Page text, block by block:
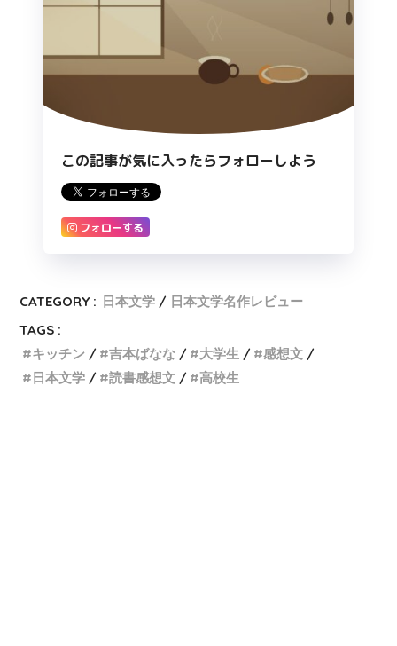
この記事が気に入ったらフォローしよう
フォローする
CATEGORY : 日本文学
日本文学名作レビュー
TAGS :
キッチン
吉本ばなな 大学生
感想文
日本文学
読書感想文 高校生